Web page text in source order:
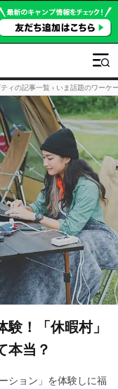
ィの記事一覧 › いま話題のワーケ
！「休暇村」
本当？
ション」を体験しに福